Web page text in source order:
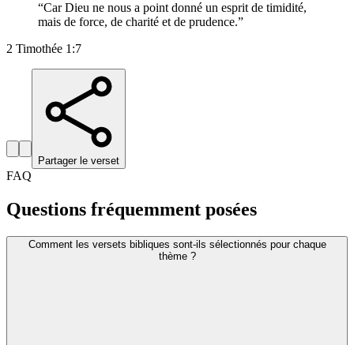
“Car Dieu ne nous a point donné un esprit de timidité,
mais de force, de charité et de prudence.”
2 Timothée 1:7
Partager le verset
FAQ
Questions fréquemment posées
Comment les versets bibliques sont-ils sélectionnés pour chaque
thème ?